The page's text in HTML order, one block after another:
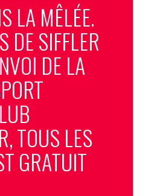
LA MÊLÉE.
DE SIFFLER
DE LA
TOUS LES
GRATUIT